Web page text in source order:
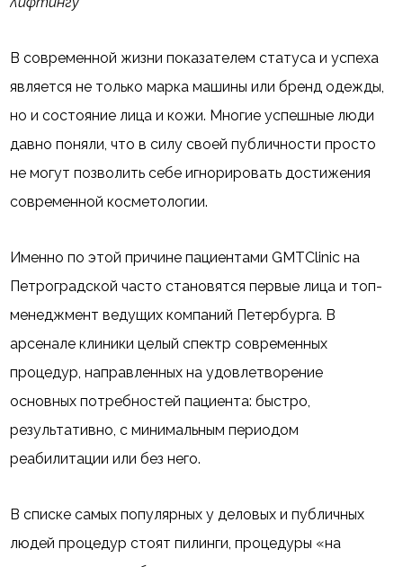
В современной жизни показателем статуса и успеха
является не только марка машины или бренд одежды,
но и состояние лица и кожи. Многие успешные люди
давно поняли, что в силу своей публичности просто
не могут позволить себе игнорировать достижения
современной косметологии.
Именно по этой причине пациентами GMTClinic на
Петроградской часто становятся первые лица и топ-
менеджмент ведущих компаний Петербурга. В
арсенале клиники целый спектр современных
процедур, направленных на удовлетворение
основных потребностей пациента: быстро,
результативно, с минимальным периодом
реабилитации или без него.
В списке самых популярных у деловых и публичных
людей процедур стоят пилинги, процедуры «на